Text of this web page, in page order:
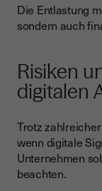
Die Entlastung
sondern auch
Risiken
digitalen
Trotz
wenn digitale
Unternehmen
beachten.